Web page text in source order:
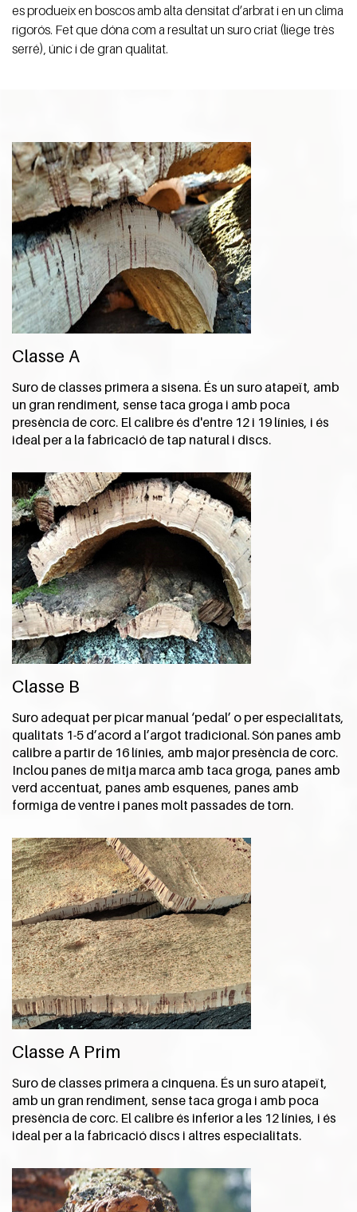
es produeix en boscos amb alta densitat d’arbrat i en un clima
rigorós. Fet que dóna com a resultat un suro criat (liege très
serré), únic i de gran qualitat.
Classe A
Suro de classes primera a sisena. És un suro atapeït, amb
un gran rendiment, sense taca groga i amb poca
presència de corc. El calibre és d'entre 12 i 19 línies, i és
ideal per a la fabricació de tap natural i discs.
Classe B
Suro adequat per picar manual ‘pedal’ o per especialitats,
qualitats 1-5 d’acord a l’argot tradicional. Són panes amb
calibre a partir de 16 línies, amb major presència de corc.
Inclou panes de mitja marca amb taca groga, panes amb
verd accentuat, panes amb esquenes, panes amb
formiga de ventre i panes molt passades de torn.
Classe A Prim
Suro de classes primera a cinquena. És un suro atapeït,
amb un gran rendiment, sense taca groga i amb poca
presència de corc. El calibre és inferior a les 12 línies, i és
ideal per a la fabricació discs i altres especialitats.